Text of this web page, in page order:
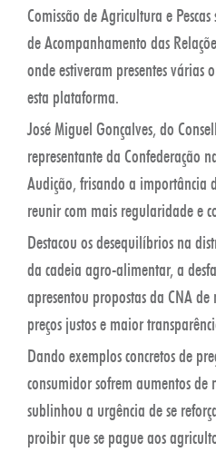
Comissão de Agricultura e
de Acompanhamento das
onde estiveram presentes várias
esta plataforma.
José Miguel Gonçalves, do
representante da Confederação
Audição, frisando a importância
reunir com mais regularidade e
Destacou os desequilíbrios na
da cadeia agro-alimentar, a
apresentou propostas da CNA de
preços justos e maior
Dando exemplos concretos de
consumidor sofrem aumentos
sublinhou a urgência de se
proibir que se pague aos